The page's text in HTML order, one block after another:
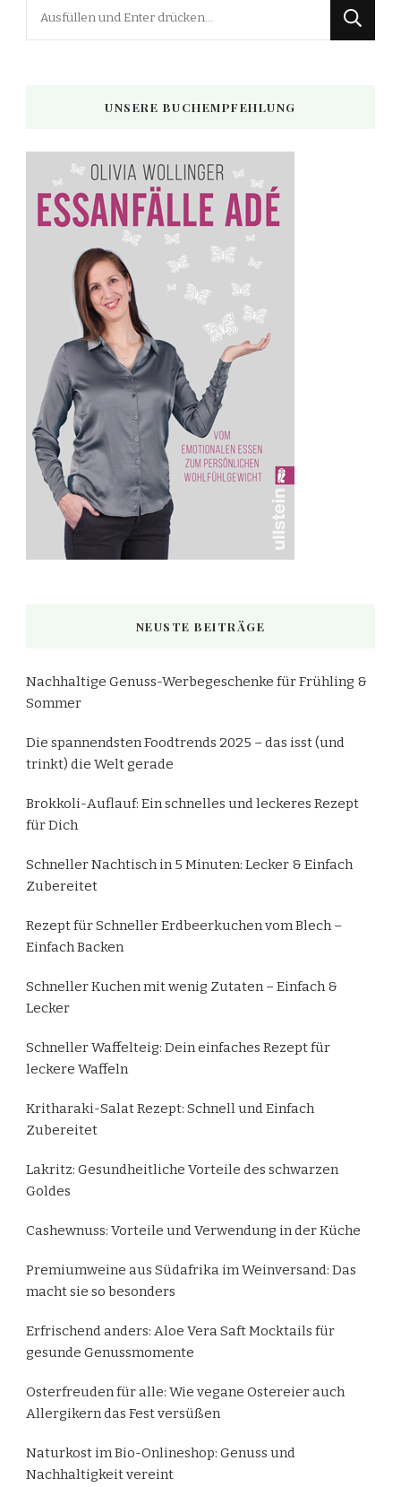
UNSERE BUCHEMPFEHLUNG
NEUSTE BEITRÄGE
Nachhaltige Genuss-Werbegeschenke für Frühling &
Sommer
Die spannendsten Foodtrends 2025 – das isst (und
trinkt) die Welt gerade
Brokkoli-Auflauf: Ein schnelles und leckeres Rezept
für Dich
Schneller Nachtisch in 5 Minuten: Lecker & Einfach
Zubereitet
Rezept für Schneller Erdbeerkuchen vom Blech –
Einfach Backen
Schneller Kuchen mit wenig Zutaten – Einfach &
Lecker
Schneller Waffelteig: Dein einfaches Rezept für
leckere Waffeln
Kritharaki-Salat Rezept: Schnell und Einfach
Zubereitet
Lakritz: Gesundheitliche Vorteile des schwarzen
Goldes
Cashewnuss: Vorteile und Verwendung in der Küche
Premiumweine aus Südafrika im Weinversand: Das
macht sie so besonders
Erfrischend anders: Aloe Vera Saft Mocktails für
gesunde Genussmomente
Osterfreuden für alle: Wie vegane Ostereier auch
Allergikern das Fest versüßen
Naturkost im Bio-Onlineshop: Genuss und
Nachhaltigkeit vereint